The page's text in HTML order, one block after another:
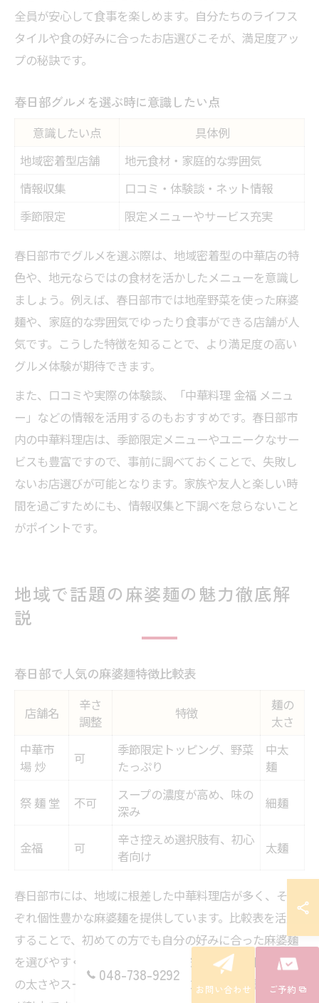
全員が安心して食事を楽しめます。自分たちのライフス
タイルや食の好みに合ったお店選びこそが、満足度アッ
プの秘訣です。
春日部グルメを選ぶ時に意識したい点
意識したい点
具体例
地域密着型店舗
地元食材・家庭的な雰囲気
情報収集
口コミ・体験談・ネット情報
季節限定
限定メニューやサービス充実
春日部市でグルメを選ぶ際は、地域密着型の中華店の特
色や、地元ならではの食材を活かしたメニューを意識し
ましょう。例えば、春日部市では地産野菜を使った麻婆
麺や、家庭的な雰囲気でゆったり食事ができる店舗が人
気です。こうした特徴を知ることで、より満足度の高い
グルメ体験が期待できます。
また、口コミや実際の体験談、「中華料理 金福 メニュ
ー」などの情報を活用するのもおすすめです。春日部市
内の中華料理店は、季節限定メニューやユニークなサー
ビスも豊富ですので、事前に調べておくことで、失敗し
ないお店選びが可能となります。家族や友人と楽しい時
間を過ごすためにも、情報収集と下調べを怠らないこと
がポイントです。
地域で話題の麻婆麺の魅力徹底解
説
春日部で人気の麻婆麺特徴比較表
店舗名
辛さ
調整
特徴
麺の
太さ
中華市
場 炒
可
季節限定トッピング、野菜
たっぷり
中太
麺
祭 麺 堂 不可
スープの濃度が高め、味の
深み
細麺
金福 可
辛さ控えめ選択肢有、初心
者向け
太麺
春日部市には、地域に根差した中華料理店が多く、それ
ぞれ個性豊かな麻婆麺を提供しています。比較表を活用
することで、初めての方でも自分の好みに合った麻婆麺
を選びやすくなります。辛さやとろみ、具材の種類、麺
の太さやスープの濃度など、店舗ごとに特徴が異なるの
048-738-9292
お問い合わせ ご予約